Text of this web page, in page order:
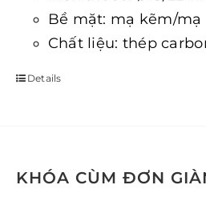
Bề mặt: mạ kẽm/mạ
Chất liệu: thép
Details
KHÓA CÙM ĐƠN